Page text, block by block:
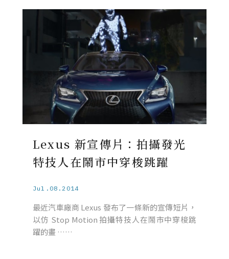
Lexus 新宣傳片：拍攝發光
特技人在鬧市中穿梭跳躍
Jul.08.2014
最近汽車廠商 Lexus 發布了一條新的宣傳短片，
以仿 Stop Motion 拍攝特技人在鬧市中穿梭跳
躍的畫 ……